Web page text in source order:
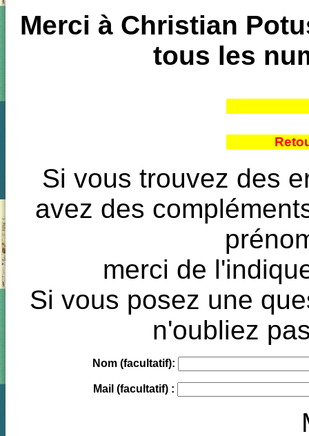
Merci à Christian
tous les
Si vous trouvez des
avez des
merci de
Si vous posez une
n'oubliez
Nom (facultatif):
Mail (facultatif) :